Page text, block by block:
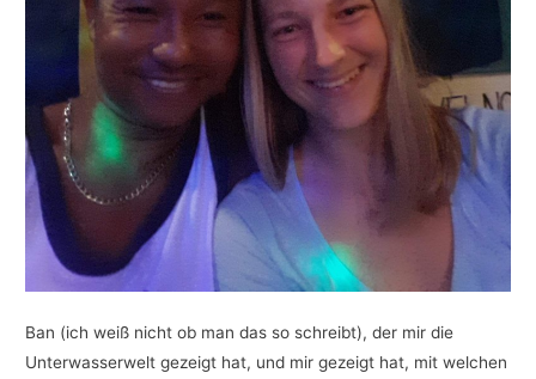
Ban (ich weiß nicht ob man das so schreibt), der mir die
Unterwasserwelt gezeigt hat, und mir gezeigt hat, mit welchen